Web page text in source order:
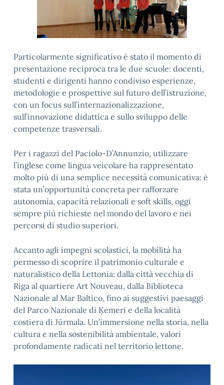
Particolarmente significativo è stato il momento di
presentazione reciproca tra le due scuole: docenti,
studenti e dirigenti hanno condiviso esperienze,
metodologie e prospettive sul futuro dell’istruzione,
con un focus sull’internazionalizzazione,
sull’innovazione didattica e sullo sviluppo delle
competenze trasversali.
Per i ragazzi del Paciolo-D’Annunzio, utilizzare
l’inglese come lingua veicolare ha rappresentato
molto più di una semplice necessità comunicativa: è
stata un’opportunità concreta per rafforzare
autonomia, capacità relazionali e soft skills, oggi
sempre più richieste nel mondo del lavoro e nei
percorsi di studio superiori.
Accanto agli impegni scolastici, la mobilità ha
permesso di scoprire il patrimonio culturale e
naturalistico della Lettonia: dalla città vecchia di
Riga al quartiere Art Nouveau, dalla Biblioteca
Nazionale al Mar Baltico, fino ai suggestivi paesaggi
del Parco Nazionale di Ķemeri e della località
costiera di Jūrmala. Un’immersione nella storia, nella
cultura e nella sostenibilità ambientale, valori
profondamente radicati nel territorio lettone.